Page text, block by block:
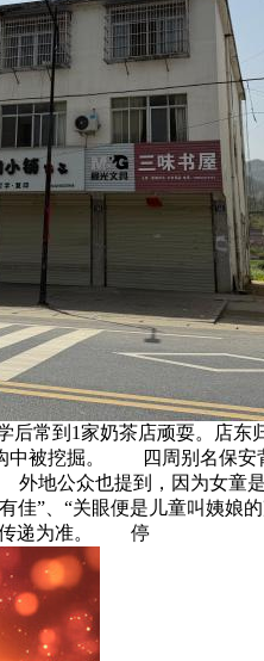
到1家奶茶店顽耍。店东
中被挖掘。 四周别名保安
公众也提到，因为女童
”、“关眼便是儿童叫姨
圆传递为准。 停